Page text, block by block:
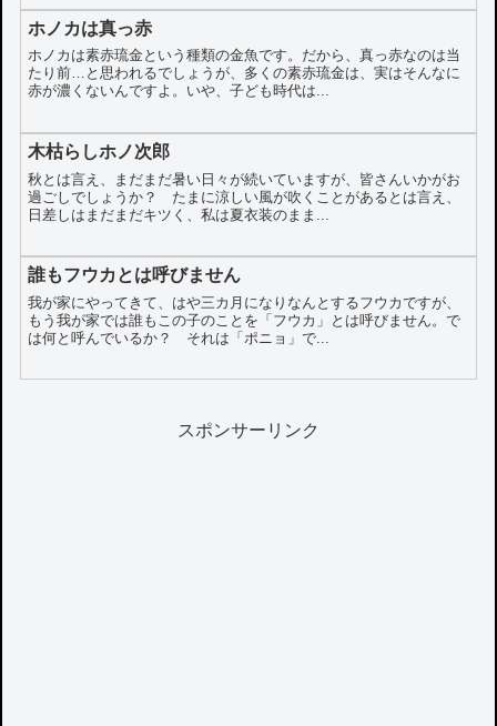
ホノカは真っ赤
ホノカは素赤琉金という種類の金魚です。だから、真っ赤なのは当
たり前…と思われるでしょうが、多くの素赤琉金は、実はそんなに
赤が濃くないんですよ。いや、子ども時代は...
木枯らしホノ次郎
秋とは言え、まだまだ暑い日々が続いていますが、皆さんいかがお
過ごしでしょうか？ たまに涼しい風が吹くことがあるとは言え、
日差しはまだまだキツく、私は夏衣装のまま...
誰もフウカとは呼びません
我が家にやってきて、はや三カ月になりなんとするフウカですが、
もう我が家では誰もこの子のことを「フウカ」とは呼びません。で
は何と呼んでいるか？ それは「ポニョ」で...
スポンサーリンク